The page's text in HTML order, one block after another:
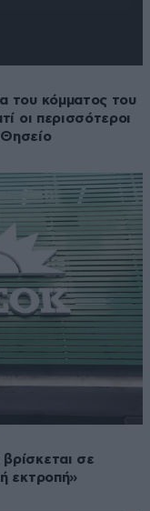
του κόμματος του
οι περισσότεροι
σε
εκτροπή»